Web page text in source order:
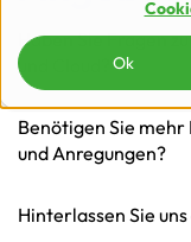
Ok
Haben Sie Fragen
und Cloud?
Benötigen Sie
und Anregungen?
Hinterlassen Sie